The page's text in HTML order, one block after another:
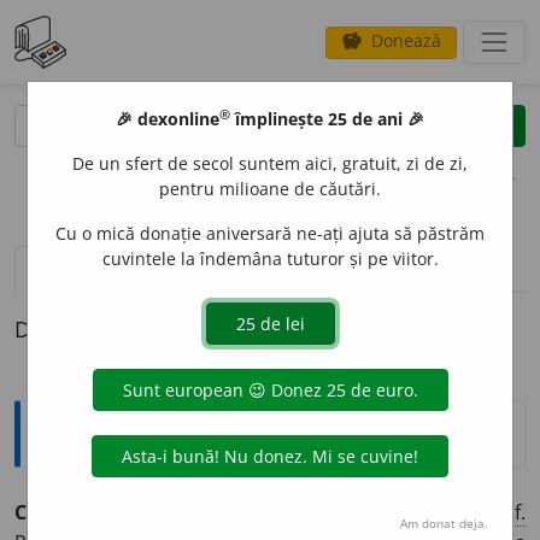
savings Donează
clear
opțiuni
definiții (1) pronunțievolume_up (1)
Definiția cu ID-ul 8428:
Explicative DEX
CHILI șif.
🎉 dexonline® împlinește 25 de ani 🎉
De un sfert de secol suntem aici, gratuit, zi de zi,
pentru milioane de căutări.
Cu o mică donație aniversară ne-ați ajuta să păstrăm
cuvintele la îndemâna tuturor și pe viitor.
Am donat deja.